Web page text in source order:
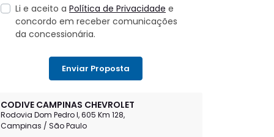
CODIVE CAMPINAS CHEVROLET
Rodovia Dom Pedro I, 605 Km 128,
Campinas / São Paulo
Li e aceito a Política de Privacidade e
concordo em receber comunicações
da concessionária.
Enviar Proposta